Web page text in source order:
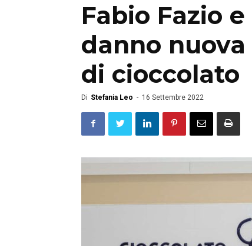
Fabio Fazio
danno
di cioccolato
Di Stefania Leo - 16 Settembre 2022